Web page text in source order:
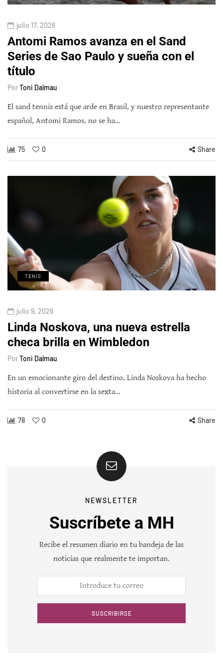
julio 17, 2026
Antomi Ramos avanza en el Sand
Series de Sao Paulo y sueña con el
título
PorToni Dalmau
El sand tennis está que arde en Brasil, y nuestro representante
español, Antomi Ramos, no se ha…
75 0 Share
TENIS
julio 9, 2026
Linda Noskova, una nueva estrella
checa brilla en Wimbledon
PorToni Dalmau
En un emocionante giro del destino, Linda Noskova ha hecho
historia al convertirse en la sexta…
78 0 Share
NEWSLETTER
Suscríbete a MH
Recibe el resumen diario en tu bandeja de las
noticias que realmente te importan.
SUSCRIBIRSE